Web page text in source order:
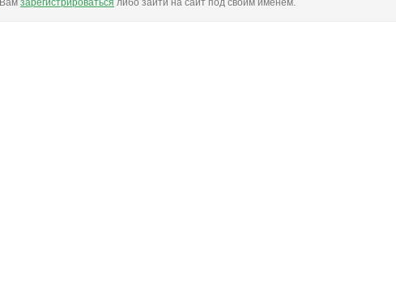
Вам зарегистрироваться либо зайти на сайт под своим именем.